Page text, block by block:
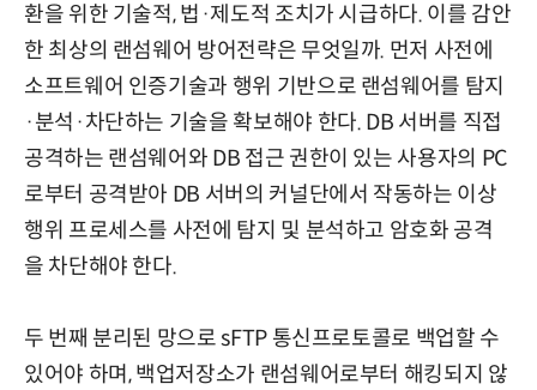
환을 위한 기술적, 법·제도적 조치가 시급하다. 이를 감안
한 최상의 랜섬웨어 방어전략은 무엇일까. 먼저 사전에
소프트웨어 인증기술과 행위 기반으로 랜섬웨어를 탐지
·분석·차단하는 기술을 확보해야 한다. DB 서버를 직접
공격하는 랜섬웨어와 DB 접근 권한이 있는 사용자의 PC
로부터 공격받아 DB 서버의 커널단에서 작동하는 이상
행위 프로세스를 사전에 탐지 및 분석하고 암호화 공격
을 차단해야 한다.
두 번째 분리된 망으로 sFTP 통신프로토콜로 백업할 수
있어야 하며, 백업저장소가 랜섬웨어로부터 해킹되지 않